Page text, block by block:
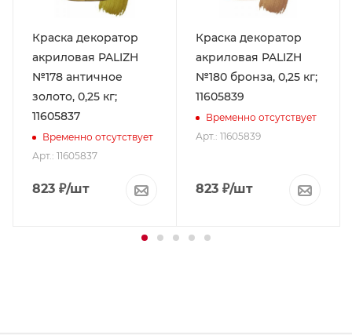
Краска декоратор
акриловая PALIZH
№178 античное
золото, 0,25 кг;
11605837
Временно отсутствует
Арт.: 11605837
823 ₽/шт
Краска декоратор
акриловая PALIZH
№180 бронза, 0,25 кг;
11605839
Временно отсутствует
Арт.: 11605839
823 ₽/шт